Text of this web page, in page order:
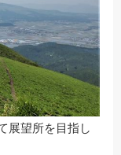
展望所を目指し